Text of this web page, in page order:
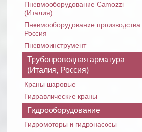
Пневмооборудование Camozzi
(Италия)
Пневмооборудование производства
Россия
Пневмоинструмент
Трубопроводная арматура
(Италия, Россия)
Краны шаровые
Гидравлические краны
Гидрооборудование
Гидромоторы и гидронасосы